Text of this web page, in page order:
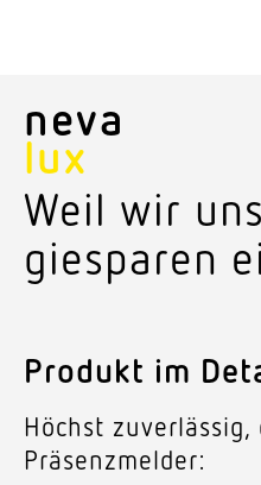
neva
lux
Weil wir
gie­sparen
Produkt im
Höchst zuver­lässig,
Präsenzmelder: